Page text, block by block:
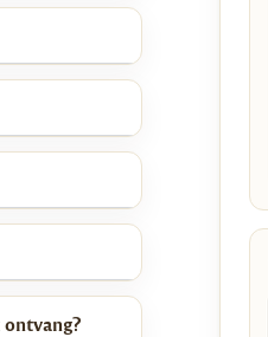
uitstraling,
is het hout
bijzondere
serveerplank een
nét dat